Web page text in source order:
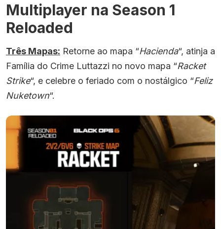
Multiplayer na Season 1
Reloaded
Três Mapas: Retorne ao mapa “Hacienda“, atinja a
Família do Crime Luttazzi no novo mapa “Racket
Strike“, e celebre o feriado com o nostálgico “Feliz
Nuketown“.